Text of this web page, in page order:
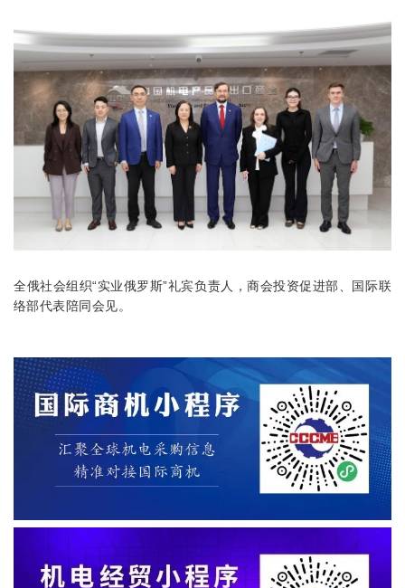
全俄社会组织“实业俄罗斯”礼宾负责人，商会投资促进部、国际联
络部代表陪同会见。